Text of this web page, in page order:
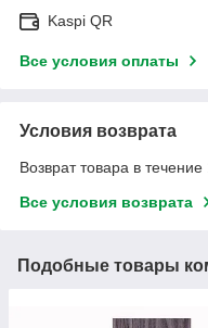
Kaspi QR
Все условия оплаты
Условия возврата
Возврат товара в
Все условия возврата
Подобные товары